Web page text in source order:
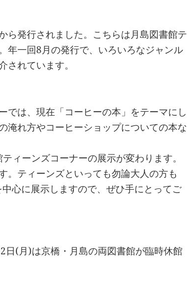
ら発行されました。こちらは月島図書館テ
年一回8月の発行で、いろいろなジャンル
されています。
は、現在「コーヒーの本」をテーマにし
淹れ方やコーヒーショップについての本な
ィーンズコーナーの展示が変わります。
。ティーンズといっても勿論大人の方も
心に展示しますので、ぜひ手にとってご
(月)は京橋・月島の両図書館が臨時休館